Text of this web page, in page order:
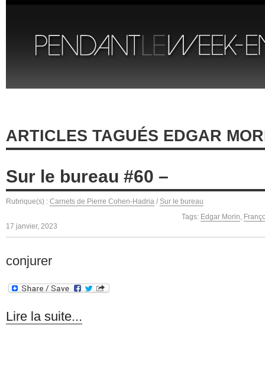
ARTICLES TAGUÉS EDGAR
Sur le bureau #60 –
Rubrique(s) : Carnets de Pierre Cohen-Hadria / Sur le bureau
Tags: Edgar Morin,
17 janvier, 2023
conjurer
Lire la suite...